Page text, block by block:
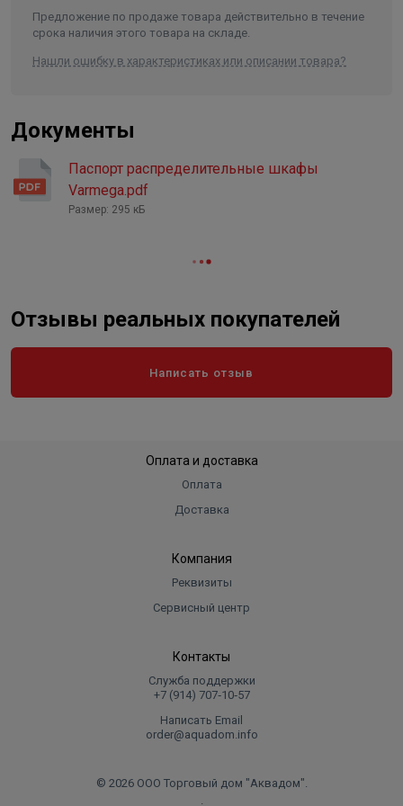
Предложение по продаже товара действительно в течение
срока наличия этого товара на складе.
Нашли ошибку в характеристиках или описании товара?
Документы
Паспорт распределительные шкафы
Varmega.pdf
Размер: 295 кБ
Отзывы реальных покупателей
Написать отзыв
Оплата и доставка
Оплата
Доставка
Компания
Реквизиты
Сервисный центр
Контакты
Служба поддержки
+7 (914) 707‑10‑57
Написать Email
order@aquadom.info
© 2026 ООО Торговый дом "Аквадом".
.